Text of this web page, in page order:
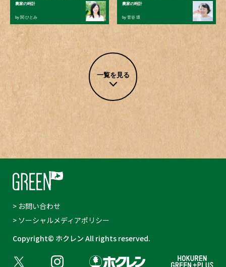
農家の時計
by 関 ひとみ
農家の時計
by 菅谷 環
一覧を見る
> お問い合わせ
> ソーシャルメディアポリシー
Copyright© ホクレン All rights reserved.